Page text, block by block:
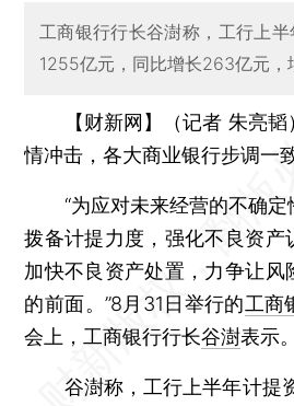
工商银行行长谷澍称，工行上
1255亿元，同比增长263亿元，
【财新网】（记者 朱亮韬
情冲击，各大商业银行步调一
“为应对未来经营的不确定
拨备计提力度，强化不良资产
加快不良资产处置，力争让风
的前面。”8月31日举行的工商
会上，工商银行行长谷澍表示。
谷澍称，工行上半年计提